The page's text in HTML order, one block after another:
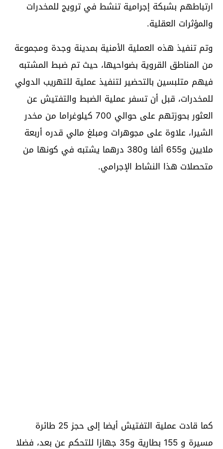
ارتباطهم بشبكة إجرامية تنشط في ترويج للمخدرات
والمؤثرات العقلية.
وتم تنفيذ هذه العملية الأمنية بمدينة وجدة ومجموعة
من المناطق القروية بضواحيها، حيث تم ضبط المشتبه
فيهم متلبسين بالتحضير لتنفيذ عملية للتهريب الدولي
للمخدرات، قبل أن تسفر عملية الضبط والتفتيش عن
العثور بحوزتهم على حوالي 700 كيلوغراما من مخدر
الشيرا، علاوة على مجوهرات ومبلغ مالي قدره أربعة
ملايين و655 ألفا و380 درهما يشتبه في كونها من
متحصلات هذا النشاط الإجرامي.
كما قادت عملية التفتيش أيضا إلى حجز 25 طائرة
مسيرة و 155 بطارية و35 جهازا للتحكم عن بعد، فضلا